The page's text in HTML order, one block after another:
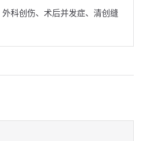
科创伤、术后并发症、清创缝